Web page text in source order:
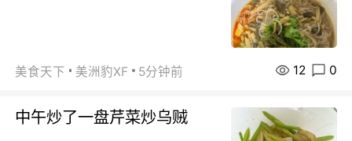
美食天下 美洲豹XF 5分钟前 12 0
中午炒了一盘芹菜炒乌贼